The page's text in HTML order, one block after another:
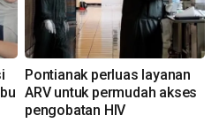
Pontianak perluas layanan
ARV untuk permudah akses
pengobatan HIV